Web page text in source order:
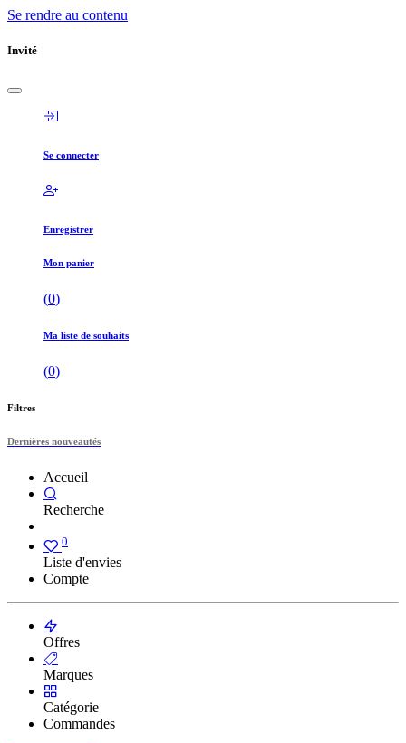
Se rendre au contenu
Invité
Se connecter
Enregistrer
Mon panier
(0)
Ma liste de souhaits
(0)
Filtres
Dernières nouveautés
Accueil
Recherche
0
Liste d'envies
Compte
Offres
Marques
Catégorie
Commandes